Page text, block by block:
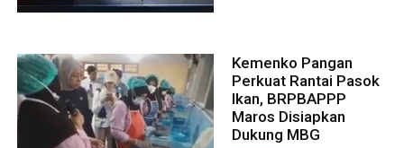
Kemenko Pangan
Perkuat Rantai Pasok
Ikan, BRPBAPPP
Maros Disiapkan
Dukung MBG